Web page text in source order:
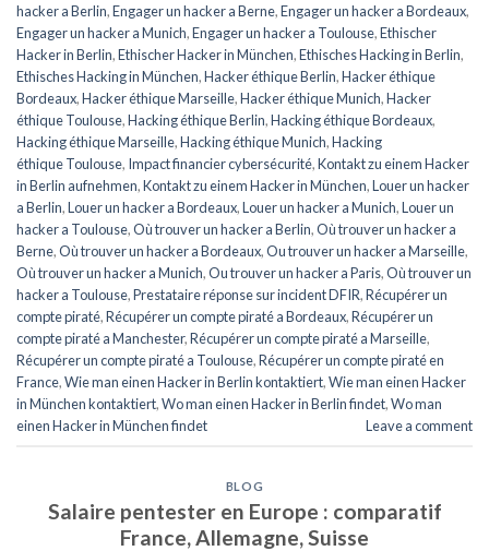
hacker a Berlin,Engager un hacker a Berne,Engager un hacker a Bordeaux,
Engager un hacker a Munich,Engager un hacker a Toulouse,Ethischer
Hacker in Berlin,Ethischer Hacker in München,Ethisches Hacking in Berlin,
Ethisches Hacking in München,Hacker éthique Berlin,Hacker éthique
Bordeaux,Hacker éthique Marseille,Hacker éthique Munich,Hacker
éthique Toulouse,Hacking éthique Berlin,Hacking éthique Bordeaux,
Hacking éthique Marseille,Hacking éthique Munich,Hacking
éthique Toulouse, Impact financier cybersécurité,Kontakt zu einem Hacker
in Berlin aufnehmen,Kontakt zu einem Hacker in München,Louer un hacker
a Berlin,Louer un hacker a Bordeaux,Louer un hacker a Munich,Louer un
hacker a Toulouse,Où trouver un hacker a Berlin,Où trouver un hacker a
Berne,Où trouver un hacker a Bordeaux,Ou trouver un hacker a Marseille,
Où trouver un hacker a Munich,Ou trouver un hacker a Paris,Où trouver un
hacker a Toulouse,Prestataire réponse sur incident DFIR,Récupérer un
compte piraté,Récupérer un compte piraté a Bordeaux,Récupérer un
compte piraté a Manchester,Récupérer un compte piraté a Marseille,
Récupérer un compte piraté a Toulouse,Récupérer un compte piraté en
France,Wie man einen Hacker in Berlin kontaktiert,Wie man einen Hacker
in München kontaktiert,Wo man einen Hacker in Berlin findet,Wo man
einen Hacker in München findet
Leave a comment
BLOG
Salaire pentester en Europe : comparatif
France, Allemagne, Suisse